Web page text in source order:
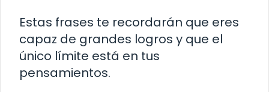
Estas frases te recordarán que eres
capaz de grandes logros y que el
único límite está en tus
pensamientos.